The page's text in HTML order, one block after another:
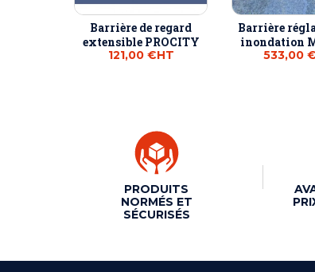
Barrière de regard
extensible PROCITY
121,00 €HT
Barrière
inondation
533,00 €
PRODUITS
NORMÉS ET
SÉCURISÉS